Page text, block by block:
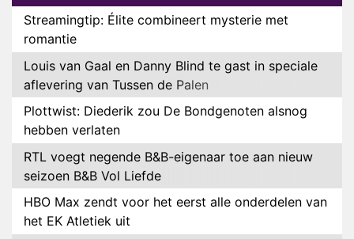
Streamingtip: Élite combineert mysterie met
romantie
Louis van Gaal en Danny Blind te gast in speciale
aflevering van Tussen de Palen
Plottwist: Diederik zou De Bondgenoten alsnog
hebben verlaten
RTL voegt negende B&B-eigenaar toe aan nieuw
seizoen B&B Vol Liefde
HBO Max zendt voor het eerst alle onderdelen van
het EK Atletiek uit